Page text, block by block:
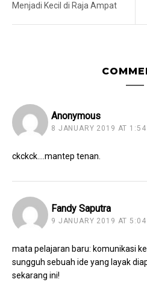
Menjadi Kecil di Raja Ampat
Anonymous
8 JANUARY 2019 AT 1:54
ckckck….mantep tenan.
Fandy Saputra
9 JANUARY 2019 AT 5:04
mata pelajaran baru: komunikasi
sungguh sebuah ide yang layak
sekarang ini!